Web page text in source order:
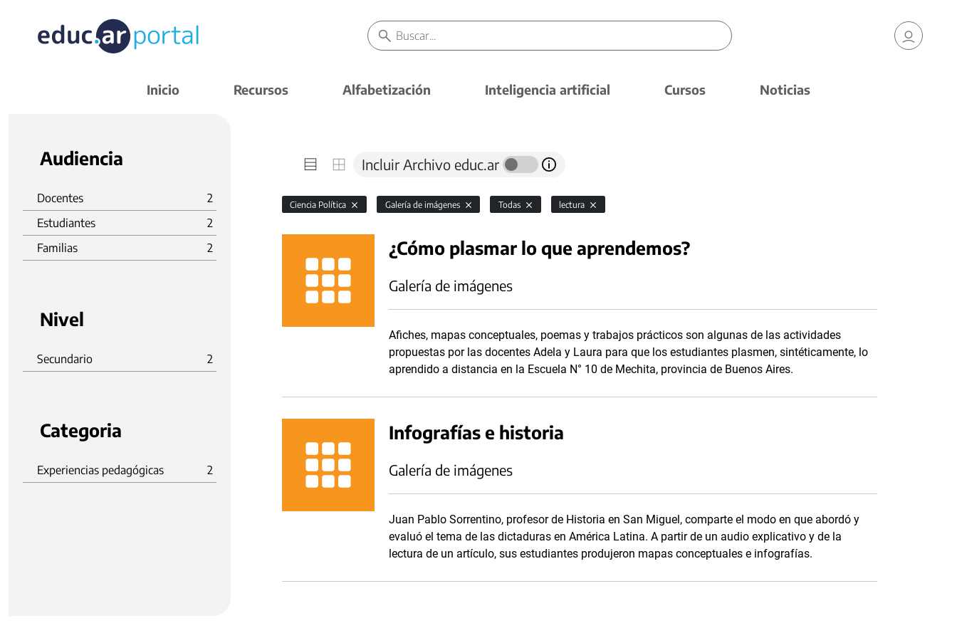
Inicio Recursos Alfabetización Inteligencia artificial Cursos Noticias
Audiencia
Docentes
2
Estudiantes
2
Familias
2
Nivel
Secundario 2
Categoria
Experiencias pedagógicas 2
Incluir Archivo educ.ar
Ciencia Política Galería de imágenes Todas lectura
¿Cómo plasmar lo que aprendemos?
Galería de imágenes
Afiches, mapas conceptuales, poemas y trabajos prácticos son algunas de las actividades
propuestas por las docentes Adela y Laura para que los estudiantes plasmen, sintéticamente, lo
aprendido a distancia en la Escuela N° 10 de Mechita, provincia de Buenos Aires.
Infografías e historia
Galería de imágenes
Juan Pablo Sorrentino, profesor de Historia en San Miguel, comparte el modo en que abordó y
evaluó el tema de las dictaduras en América Latina. A partir de un audio explicativo y de la
lectura de un artículo, sus estudiantes produjeron mapas conceptuales e infografías.